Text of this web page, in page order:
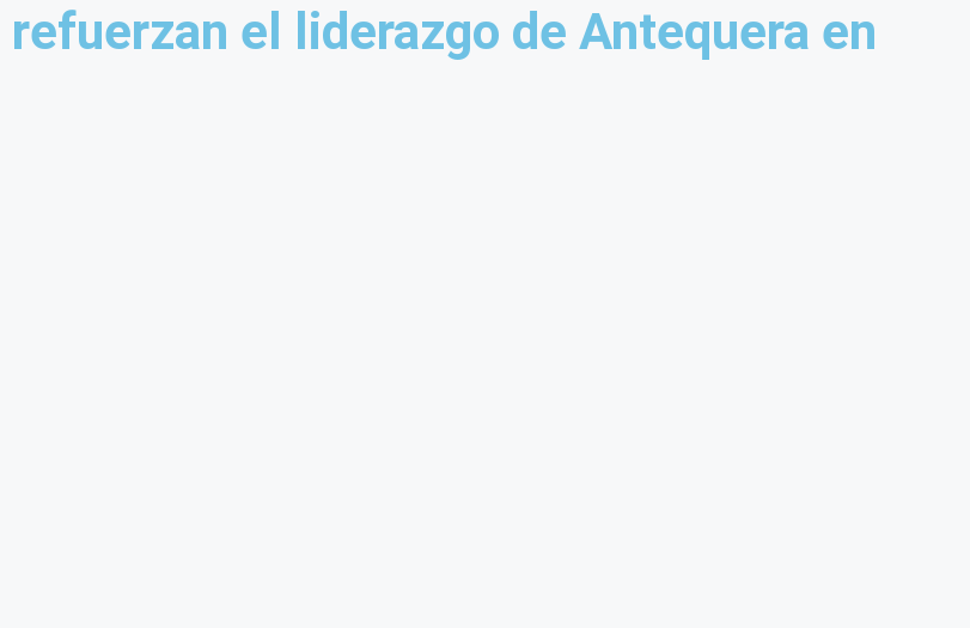
el liderazgo de Antequera en